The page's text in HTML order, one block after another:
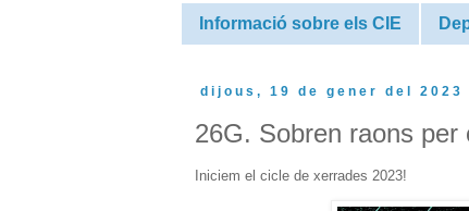
Informació sobre els CIE
dijous, 19 de gener del 2023
26G. Sobren raons
Iniciem el cicle de xerrades 2023!